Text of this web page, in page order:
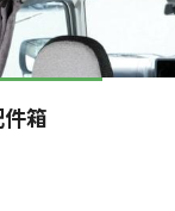
箱